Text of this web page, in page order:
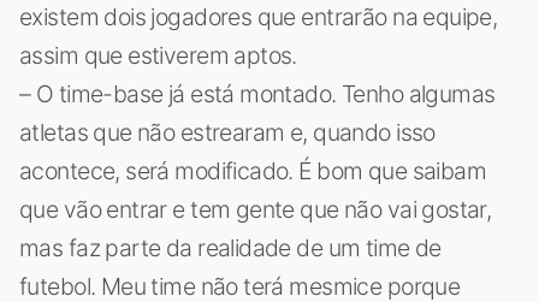
existem dois jogadores que entrarão na equipe,
assim que estiverem aptos.
– O time-base já está montado. Tenho algumas
atletas que não estrearam e, quando isso
acontece, será modificado. É bom que saibam
que vão entrar e tem gente que não vai gostar,
mas faz parte da realidade de um time de
futebol. Meu time não terá mesmice porque